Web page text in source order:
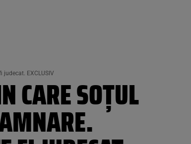
judecat. EXCLUSIV
CARE SOȚUL